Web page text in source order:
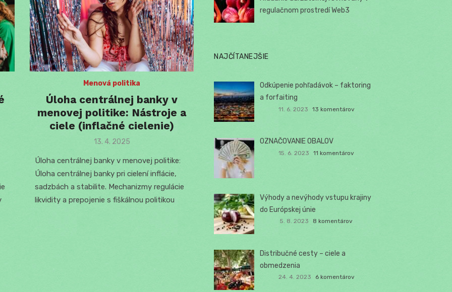
Menová politika
Úloha centrálnej banky v
menovej politike: Nástroje a
ciele (inflačné cielenie)
Posted
13. 4. 2025
Úloha centrálnej banky v menovej politike:
Úloha centrálnej banky pri cielení inflácie,
sadzbách a stabilite. Mechanizmy regulácie
likvidity a prepojenie s fiškálnou politikou
regulačnom prostredí Web3
NAJČÍTANEJŠIE
Odkúpenie pohľadávok – faktoring
a forfaiting
11. 6. 2023 13 komentárov
OZNAČOVANIE OBALOV
15. 6. 2023 11 komentárov
Výhody a nevýhody vstupu krajiny
do Európskej únie
5. 8. 2023 8 komentárov
Distribučné cesty – ciele a
obmedzenia
24. 4. 2023 6 komentárov